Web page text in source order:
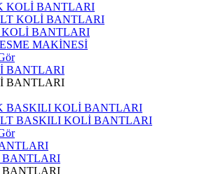
KOLİ BANTLARI
KOLİ BANTLARI
BANTLARI
MAKİNESİ
BANTLARI
BANTLARI
BASKILI KOLİ BANTLARI
BASKILI KOLİ BANTLARI
BANTLARI
BANTLARI